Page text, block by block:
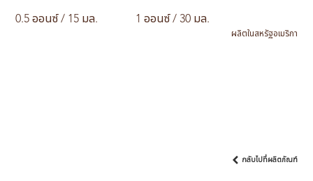
ผลิตในสหรัฐอเมริกา
0.5 ออนซ์ / 15 มล. 1 ออนซ์ / 30 มล.
กลับไปที่ผลิตภัณฑ์